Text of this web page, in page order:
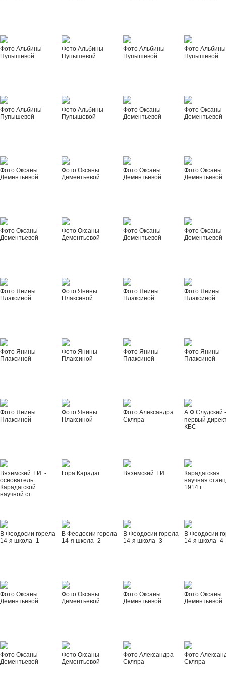
Фото Альбины
Пупышевой
Фото Альбины
Пупышевой
Фото Альбины
Пупышевой
Фото Альбины
Пупышевой
Фото Альбины
Пупышевой
Фото Альбины
Пупышевой
Фото Оксаны
Дементьевой
Фото Оксаны
Дементьевой
Фото Оксаны
Дементьевой
Фото Оксаны
Дементьевой
Фото Оксаны
Дементьевой
Фото Оксаны
Дементьевой
Фото Оксаны
Дементьевой
Фото Оксаны
Дементьевой
Фото Оксаны
Дементьевой
Фото Оксаны
Дементьевой
Фото Янины
Плаксиной
Фото Янины
Плаксиной
Фото Янины
Плаксиной
Фото Янины
Плаксиной
Фото Янины
Плаксиной
Фото Янины
Плаксиной
Фото Янины
Плаксиной
Фото Янины
Плаксиной
Фото Янины
Плаксиной
Фото Янины
Плаксиной
Фото Александра
Скляра
А.Ф Слудский
первый
КБС
Вяземский Т.И. -
основатель
Карадагской
научной ст
Гора Карадаг Вяземский Т.И.
Карадагская
научная
1914 г.
В Феодосии горела
14-я школа_1
В Феодосии горела
14-я школа_2
В Феодосии горела
14-я школа_3
В Феодосии
14-я школа_4
Фото Оксаны
Дементьевой
Фото Оксаны
Дементьевой
Фото Оксаны
Дементьевой
Фото Оксаны
Дементьевой
Фото Оксаны
Дементьевой
Фото Оксаны
Дементьевой
Фото Александра
Скляра
Фото
Скляра